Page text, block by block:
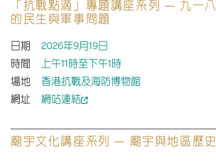
廟宇文化講座系列 — 廟宇與地區歷史
「抗戰點滴」專題講座系列 — 九一
的民生與軍事問題
日期
2026年9月19日
時間
上午11時至下午1時
場地
香港抗戰及海防博物館
網址
網站連結